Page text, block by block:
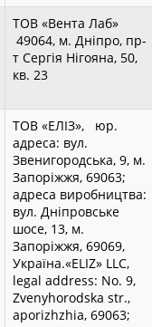
ТОВ «Вента Лаб»
49064, м. Дніпро, пр-
т Сергія Нігояна, 50,
кв. 23
ТОВ «ЕЛІЗ», юр.
адреса: вул.
Звенигородська, 9, м.
Запоріжжя, 69063;
адреса виробництва:
вул. Дніпровське
шосе, 13, м.
Запоріжжя, 69069,
Україна.«ELIZ» LLC,
legal address: No. 9,
Zvenyhorodska str.,
aporizhzhia, 69063;